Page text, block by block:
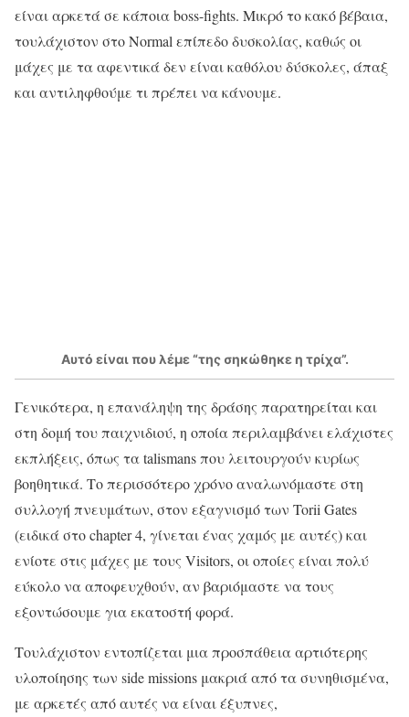
είναι αρκετά σε κάποια boss-fights. Μικρό το κακό βέβαια,
τουλάχιστον στο Normal επίπεδο δυσκολίας, καθώς οι
μάχες με τα αφεντικά δεν είναι καθόλου δύσκολες, άπαξ
και αντιληφθούμε τι πρέπει να κάνουμε.
Αυτό είναι που λέμε “της σηκώθηκε η τρίχα”.
Γενικότερα, η επανάληψη της δράσης παρατηρείται και
στη δομή του παιχνιδιού, η οποία περιλαμβάνει ελάχιστες
εκπλήξεις, όπως τα talismans που λειτουργούν κυρίως
βοηθητικά. Το περισσότερο χρόνο αναλωνόμαστε στη
συλλογή πνευμάτων, στον εξαγνισμό των Torii Gates
(ειδικά στο chapter 4, γίνεται ένας χαμός με αυτές) και
ενίοτε στις μάχες με τους Visitors, οι οποίες είναι πολύ
εύκολο να αποφευχθούν, αν βαριόμαστε να τους
εξοντώσουμε για εκατοστή φορά.
Τουλάχιστον εντοπίζεται μια προσπάθεια αρτιότερης
υλοποίησης των side missions μακριά από τα συνηθισμένα,
με αρκετές από αυτές να είναι έξυπνες,